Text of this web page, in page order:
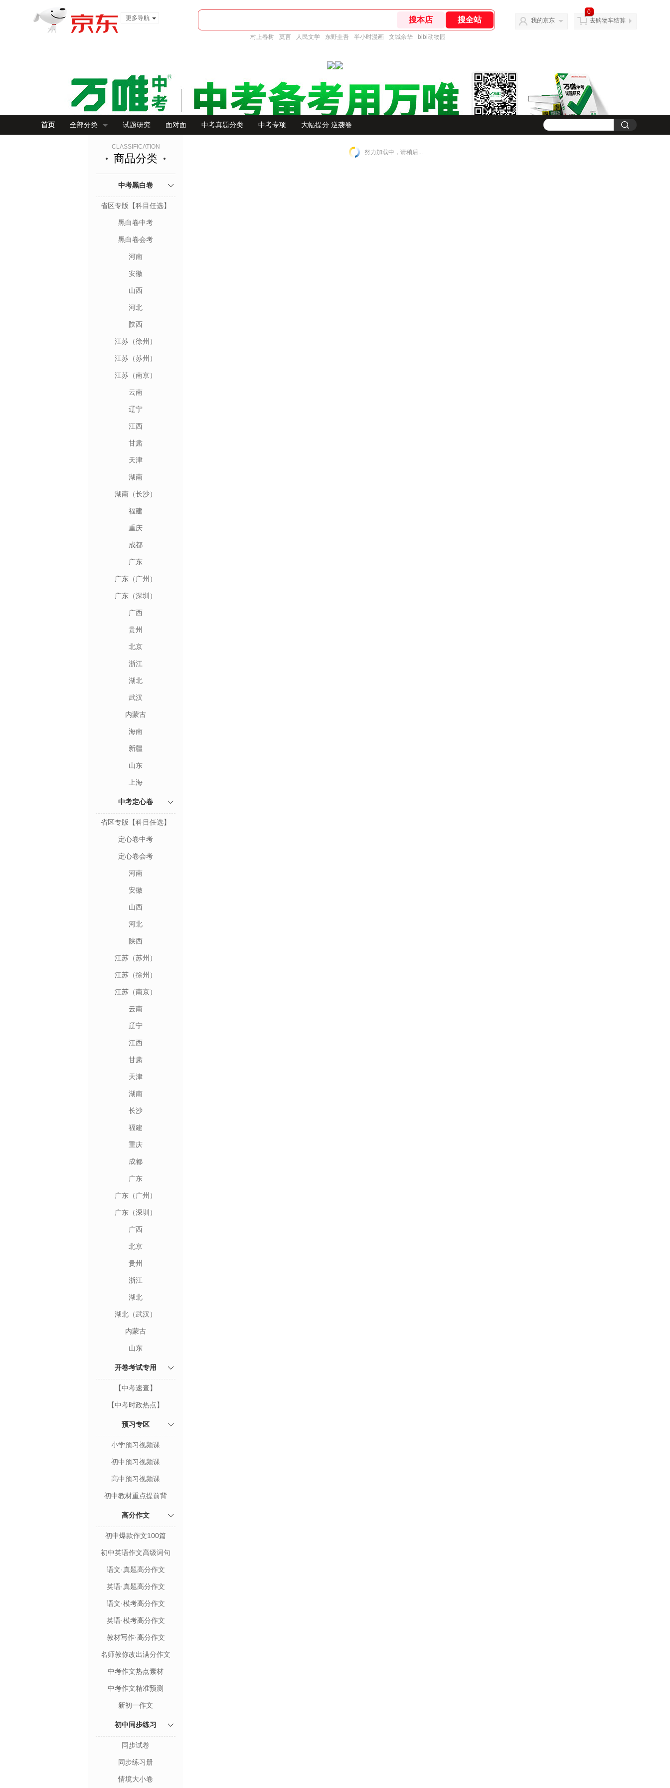
更多导航
村上春树 莫言 人民文学 东野圭吾 半小时漫画 文城余华 bibi动物园
我的京东
0
去购物车结算
首页 全部分类 试题研究 面对面 中考真题分类 中考专项 大幅提分 逆袭卷
CLASSIFICATION
商品分类
中考黑白卷
省区专版【科目任选】
黑白卷中考
黑白卷会考
河南
安徽
山西
河北
陕西
江苏（徐州）
江苏（苏州）
江苏（南京）
云南
辽宁
江西
甘肃
天津
湖南
湖南（长沙）
福建
重庆
成都
广东
广东（广州）
广东（深圳）
广西
贵州
北京
浙江
湖北
武汉
内蒙古
海南
新疆
山东
上海
中考定心卷
省区专版【科目任选】
定心卷中考
定心卷会考
河南
安徽
山西
河北
陕西
江苏（苏州）
江苏（徐州）
江苏（南京）
云南
辽宁
江西
甘肃
天津
湖南
长沙
福建
重庆
成都
广东
广东（广州）
广东（深圳）
广西
北京
贵州
浙江
湖北
湖北（武汉）
内蒙古
山东
开卷考试专用
【中考速查】
【中考时政热点】
预习专区
小学预习视频课
初中预习视频课
高中预习视频课
初中教材重点提前背
高分作文
初中爆款作文100篇
初中英语作文高级词句
语文·真题高分作文
英语·真题高分作文
语文·模考高分作文
英语·模考高分作文
教材写作·高分作文
名师教你改出满分作文
中考作文热点素材
中考作文精准预测
新初一作文
初中同步练习
同步试卷
同步练习册
情境大小卷
努力加载中，请稍后...